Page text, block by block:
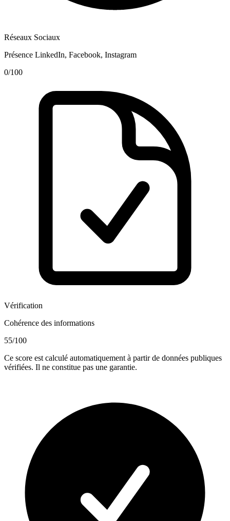
Réseaux Sociaux
Présence LinkedIn, Facebook, Instagram
0/100
Vérification
Cohérence des informations
55/100
Ce score est calculé automatiquement à partir de données publiques
vérifiées. Il ne constitue pas une garantie.